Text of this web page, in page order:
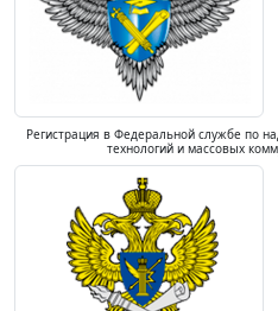
Регистрация в Федеральной службе по
технологий и массовых